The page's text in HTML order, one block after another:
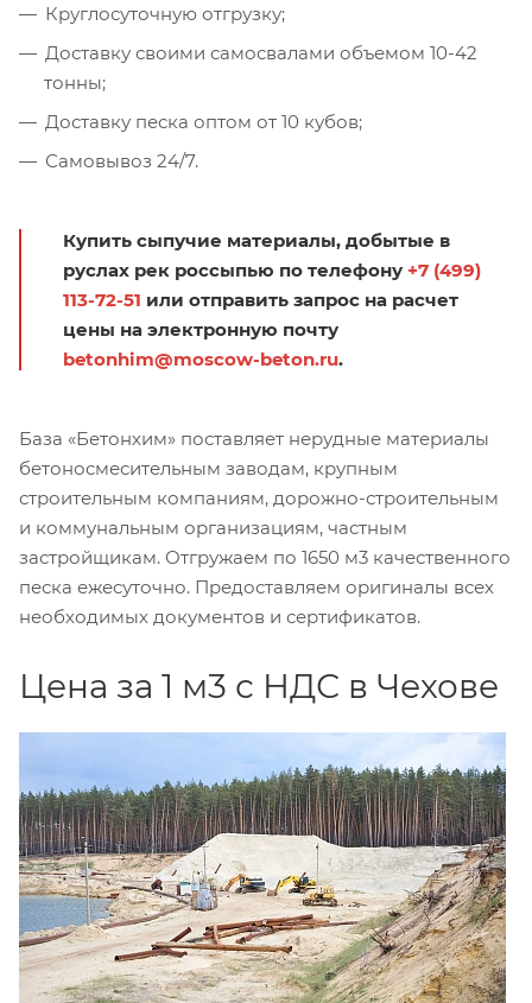
Круглосуточную отгрузку;
Доставку своими самосвалами объемом 10-42
тонны;
Доставку песка оптом от 10 кубов;
Самовывоз 24/7.
Купить сыпучие материалы, добытые в
руслах рек россыпью по телефону +7 (499)
113-72-51 или отправить запрос на расчет
цены на электронную почту
betonhim@moscow-beton.ru.
База «Бетонхим» поставляет нерудные материалы
бетоносмесительным заводам, крупным
строительным компаниям, дорожно-строительным
и коммунальным организациям, частным
застройщикам. Отгружаем по 1650 м3 качественного
песка ежесуточно. Предоставляем оригиналы всех
необходимых документов и сертификатов.
Цена за 1 м3 с НДС в Чехове